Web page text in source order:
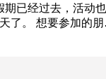
期已经过去，活动
了。 想要参加的